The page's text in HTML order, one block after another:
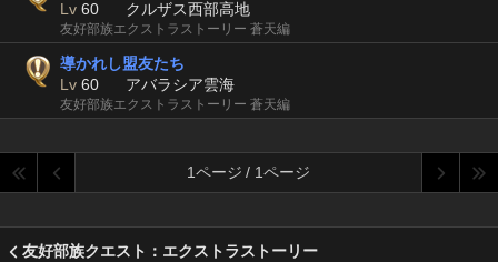
Lv 60 クルザス西部高地
友好部族エクストラストーリー 蒼天編
導かれし盟友たち
Lv 60 アバラシア雲海
友好部族エクストラストーリー 蒼天編
1ページ / 1ページ
友好部族クエスト：エクストラストーリー